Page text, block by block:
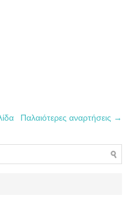
Παλαιότερες αναρτήσεις →